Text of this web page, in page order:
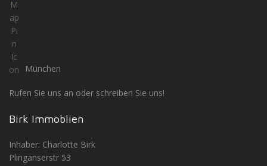
München
Rufen Sie uns an oder schreiben Sie uns!
Birk Immoblien
Inhaber: Charlotte Birk
Plinganserstr 53